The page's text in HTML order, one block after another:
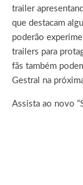
trailer
que destacam
poderão
trailers para
fãs também
Gestral na
Assista ao novo